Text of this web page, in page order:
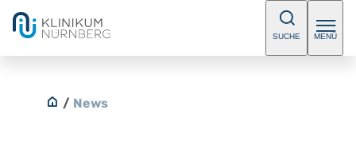
SUCHE MENÜ
/ News